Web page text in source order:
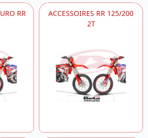
RR
ACCESSOIRES RR 125/200
2T